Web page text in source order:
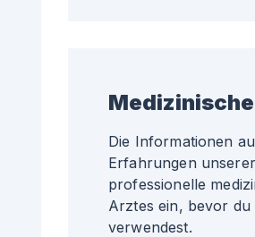
Die Informationen
Erfahrungen
professionelle
Arztes ein, bevor
verwendest.